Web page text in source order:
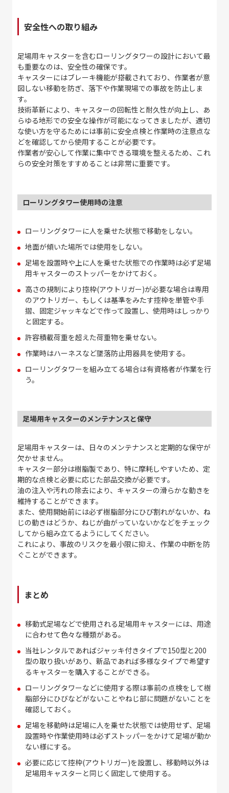
安全性への取り組み
足場用キャスターを含むローリングタワーの設計において最
も重要なのは、安全性の確保です。
キャスターにはブレーキ機能が搭載されており、作業者が意
図しない移動を防ぎ、落下や作業現場での事故を防止しま
す。
技術革新により、キャスターの回転性と耐久性が向上し、あ
らゆる地形での安全な操作が可能になってきましたが、適切
な使い方を守るためには事前に安全点検と作業時の注意点な
どを確認してから使用することが必要です。
作業者が安心して作業に集中できる環境を整えるため、これ
らの安全対策をすすめることは非常に重要です。
ローリングタワー使用時の注意
ローリングタワーに人を乗せた状態で移動をしない。
地面が傾いた場所では使用をしない。
足場を設置時や上に人を乗せた状態での作業時は必ず足場
用キャスターのストッパーをかけておく。
高さの規制により控枠(アウトリガー)が必要な場合は専用
のアウトリガー、もしくは基準をみたす控枠を単管や手
摺、固定ジャッキなどで作って設置し、使用時はしっかり
と固定する。
許容積載荷重を超えた荷重物を乗せない。
作業時はハーネスなど墜落防止用器具を使用する。
ローリングタワーを組み立てる場合は有資格者が作業を行
う。
足場用キャスターのメンテナンスと保守
足場用キャスターは、日々のメンテナンスと定期的な保守が
欠かせません。
キャスター部分は樹脂製であり、特に摩耗しやすいため、定
期的な点検と必要に応じた部品交換が必要です。
油の注入や汚れの除去により、キャスターの滑らかな動きを
維持することができます。
また、使用開始前には必ず樹脂部分にひび割れがないか、ね
じの動きはどうか、ねじが曲がっていないかなどをチェック
してから組み立てるようにしてください。
これにより、事故のリスクを最小限に抑え、作業の中断を防
ぐことができます。
まとめ
移動式足場などで使用される足場用キャスターには、用途
に合わせて色々な種類がある。
当社レンタルであればジャッキ付きタイプで150型と200
型の取り扱いがあり、新品であれば多様なタイプで希望す
るキャスターを購入することができる。
ローリングタワーなどに使用する際は事前の点検をして樹
脂部分にひびなどがないことやねじ部に問題がないことを
確認しておく。
足場を移動時は足場に人を乗せた状態では使用せず、足場
設置時や作業使用時は必ずストッパーをかけて足場が動か
ない様にする。
必要に応じて控枠(アウトリガー)を設置し、移動時以外は
足場用キャスターと同じく固定して使用する。